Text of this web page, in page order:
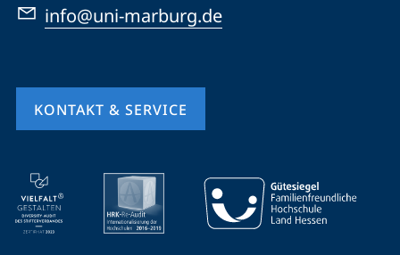
info@uni-marburg.de
KONTAKT & SERVICE
Mobile-
Service-
Navigation